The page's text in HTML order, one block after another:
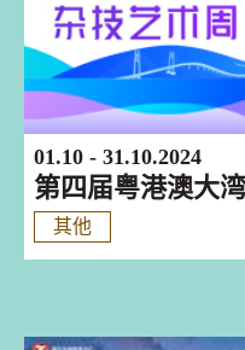
01.10 - 31.10.2024
第四届粤港澳大
其他